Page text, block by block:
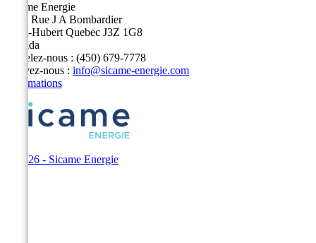
Sicame Energie
5400 Rue J A Bombardier
Saint-Hubert Quebec J3Z 1G8
Canada
Appelez-nous : (450) 679-7778
Écrivez-nous : info@sicame-energie.com
Informations
© 2026 - Sicame Energie